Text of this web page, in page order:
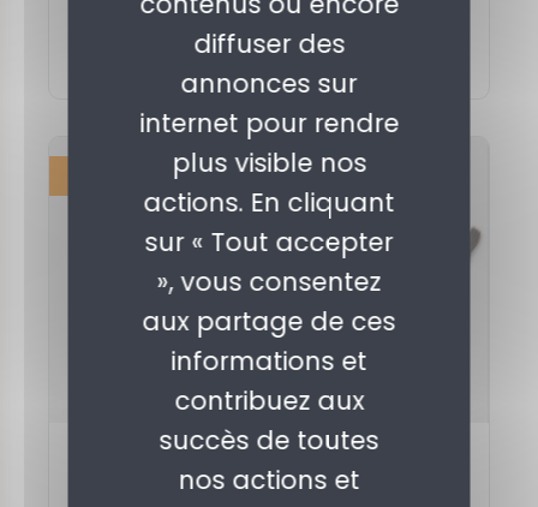
Mots clés ESS association
entrepreuneuriat culture financement
Publié le 15 février 2018
diffuser des
annonces sur
internet pour rendre
plus visible nos
actions. En cliquant
sur « Tout accepter
», vous consentez
aux partage de ces
informations et
contribuez aux
succès de toutes
nos actions et